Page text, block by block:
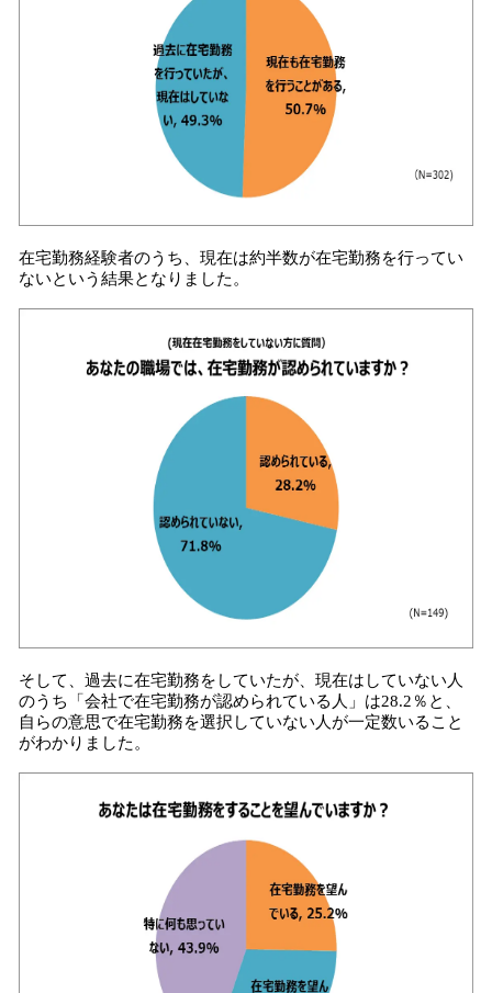
在宅勤務経験者のうち、現在は約半数が在宅勤務を行ってい
ないという結果となりました。
そして、過去に在宅勤務をしていたが、現在はしていない人
のうち「会社で在宅勤務が認められている人」は28.2％と、
自らの意思で在宅勤務を選択していない人が一定数いること
がわかりました。